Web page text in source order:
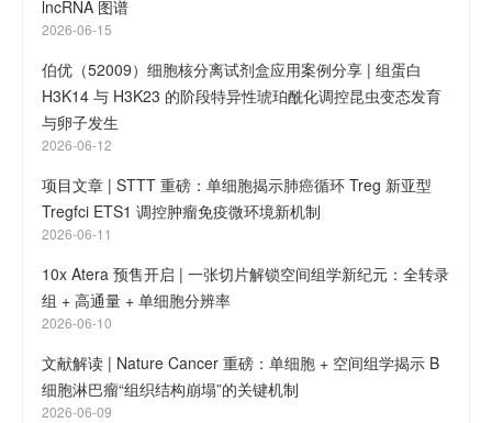
lncRNA 图谱
2026-06-15
伯优（52009）细胞核分离试剂盒应用案例分享 | 组蛋白
H3K14 与 H3K23 的阶段特异性琥珀酰化调控昆虫变态发育
与卵子发生
2026-06-12
项目文章 | STTT 重磅：单细胞揭示肺癌循环 Treg 新亚型
Tregfci ETS1 调控肿瘤免疫微环境新机制
2026-06-11
10x Atera 预售开启 | 一张切片解锁空间组学新纪元：全转录
组 + 高通量 + 单细胞分辨率
2026-06-10
文献解读 | Nature Cancer 重磅：单细胞 + 空间组学揭示 B
细胞淋巴瘤“组织结构崩塌”的关键机制
2026-06-09